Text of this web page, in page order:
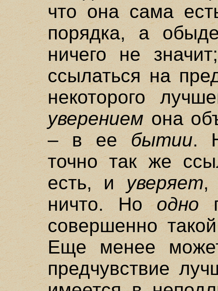
что она сама
порядка, а
ничего не
ссылаться на
некоторого
уверением она
– в ее бытии.
точно так же
есть, иуверяет,
ничто. Ноодно
совершенно
Еще менее
предчувствие